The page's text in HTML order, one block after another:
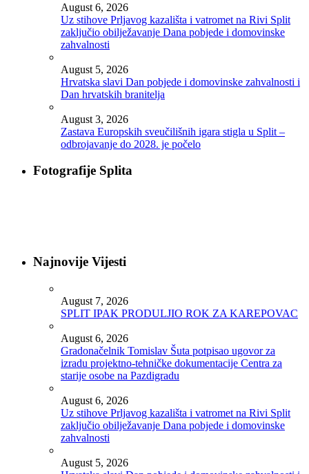
August 6, 2026
Uz stihove Prljavog kazališta i vatromet na Rivi Split
zaključio obilježavanje Dana pobjede i domovinske
zahvalnosti
August 5, 2026
Hrvatska slavi Dan pobjede i domovinske zahvalnosti i
Dan hrvatskih branitelja
August 3, 2026
Zastava Europskih sveučilišnih igara stigla u Split –
odbrojavanje do 2028. je počelo
Fotografije Splita
Najnovije Vijesti
August 7, 2026
SPLIT IPAK PRODULJIO ROK ZA KAREPOVAC
August 6, 2026
Gradonačelnik Tomislav Šuta potpisao ugovor za
izradu projektno-tehničke dokumentacije Centra za
starije osobe na Pazdigradu
August 6, 2026
Uz stihove Prljavog kazališta i vatromet na Rivi Split
zaključio obilježavanje Dana pobjede i domovinske
zahvalnosti
August 5, 2026